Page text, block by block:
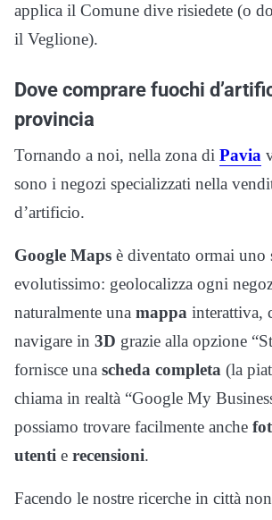
applica il Comune dive risiedete (o
il Veglione).
Dove comprare fuochi
provincia
Tornando a noi, nella zona di Pavia
sono i negozi specializzati nella
d’artificio.
Google Maps è diventato ormai uno
evolutissimo: geolocalizza ogni
naturalmente una mappa interattiva,
navigare in 3D grazie alla opzione
fornisce una scheda completa (la
chiama in realtà “Google My
possiamo trovare facilmente anche
utenti e recensioni.
Facendo le nostre ricerche in città